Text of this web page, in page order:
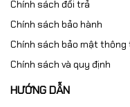
Chính sách đổi trả
Chính sách bảo hành
Chính sách bảo mật thông
Chính sách và quy định
HƯỚNG DẪN